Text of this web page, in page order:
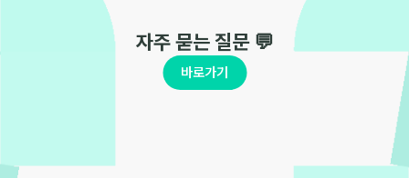
자주 묻는 질문 💬
바로가기